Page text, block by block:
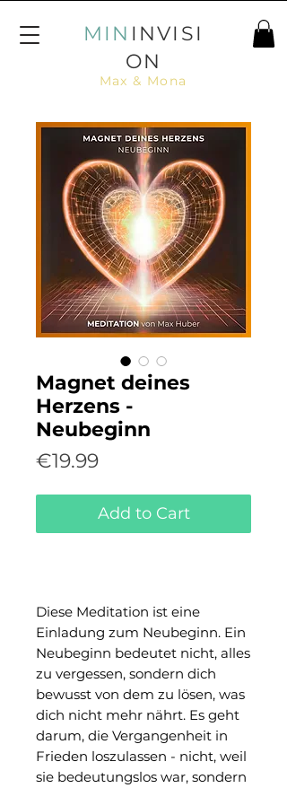
MIN INVISI
ON
Max & Mona
Magnet deines
Herzens -
Neubeginn
€19.99Price
Add to Cart
Diese Meditation ist eine
Einladung zum Neubeginn. Ein
Neubeginn bedeutet nicht, alles
zu vergessen, sondern dich
bewusst von dem zu lösen, was
dich nicht mehr nährt. Es geht
darum, die Vergangenheit in
Frieden loszulassen - nicht, weil
sie bedeutungslos war, sondern